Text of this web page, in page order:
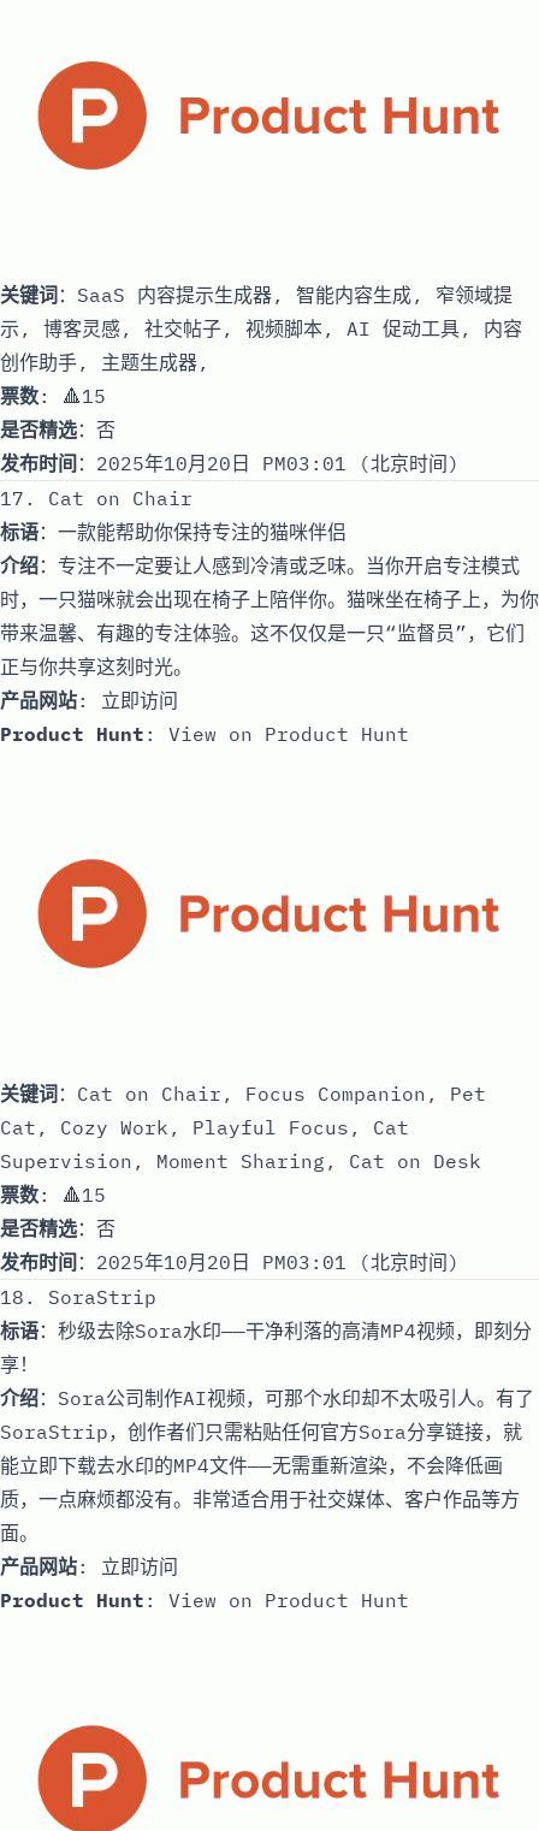
关键词 ：SaaS 内容提示生成器, 智能内容生成, 窄领域提
示, 博客灵感, 社交帖子, 视频脚本, AI 促动工具, 内容
创作助手, 主题生成器,
票数: 🔺15
是否精选：否
发布时间 ：2025年10月20日 PM03:01 (北京时间)
17. Cat on Chair
标语：一款能帮助你保持专注的猫咪伴侣
介绍：专注不一定要让人感到冷清或乏味。当你开启专注模式
时，一只猫咪就会出现在椅子上陪伴你。猫咪坐在椅子上，为你
带来温馨、有趣的专注体验。这不仅仅是一只“监督员”，它们
正与你共享这刻时光。
产品网站: 立即访问
Product Hunt : View on Product Hunt
关键词：Cat on Chair, Focus Companion, Pet
Cat, Cozy Work, Playful Focus, Cat
Supervision, Moment Sharing, Cat on Desk
票数: 🔺15
是否精选：否
发布时间 ：2025年10月20日 PM03:01 (北京时间)
18. SoraStrip
标语：秒级去除Sora水印——干净利落的高清MP4视频，即刻分
享！
介绍：Sora公司制作AI视频，可那个水印却不太吸引人。有了
SoraStrip，创作者们只需粘贴任何官方Sora分享链接，就
能立即下载去水印的MP4文件——无需重新渲染，不会降低画
质，一点麻烦都没有。非常适合用于社交媒体、客户作品等方
面。
产品网站: 立即访问
Product Hunt : View on Product Hunt